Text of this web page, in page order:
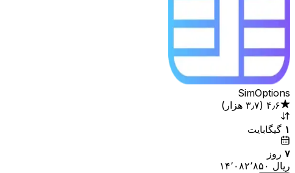
SimOptions
۴٫۶ (۳٫۷ هزار
)
۱ گیگابایت
۷ روز